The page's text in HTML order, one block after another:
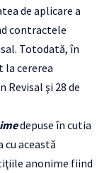
de aplicare a
contractele
Totodată, în
la cererea
Revisal şi 28 de
depuse în cutia
această
anonime fiind